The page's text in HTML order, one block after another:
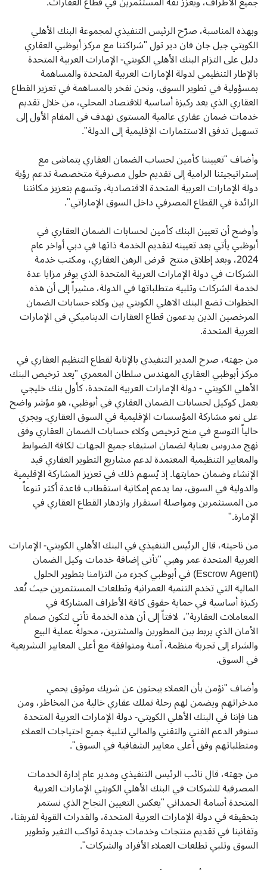
وبهذه المناسبة، صرّح الرئيس التنفيذي لمجموعة البنك الأهلي
الكويتي جيل جان فان دير تول "شراكتنا مع مركز أبوظبي العقاري
دليل على التزام البنك الأهلي الكويتي- الإمارات العربية المتحدة
بالإطار التنظيمي لدولة الإمارات العربية المتحدة والمساهمة
بمسؤولية في تطوير السوق، ونحن نفخر بالمساهمة في تعزيز القطاع
العقاري الذي يعد ركيزة أساسية للاقتصاد المحلي، من خلال تقديم
خدمات ضمان عقاري عالمية المستوى تهدف في المقام الأول إلى
تسهيل تدفق الاستثمارات الإقليمية إلى الدولة".
وأضاف "تعييننا كأمين لحساب الضمان العقاري يتماشى مع
إستراتيجيتنا الرامية إلى تقديم حلول مصرفية متخصصة تدعم رؤية
دولة الإمارات العربية المتحدة الاقتصادية، وتسهم بتعزيز مكانتنا
الرائدة في القطاع المصرفي داخل السوق الإماراتي".
وأوضح أن تعيين البنك كأمين لحسابات الضمان العقاري في
أبوظبي يأتي بعد تعيينه لتقديم الخدمة ذاتها في دبي أواخر عام
2024، وبعد إطلاق منتج قرض الرهن العقاري، ومكتب خدمة
الشركات في دولة الإمارات العربية المتحدة الذي يوفر مزايا عدة
لخدمة الشركات وتلبية متطلباتها في الدولة، مشيراً إلى أن هذه
الخطوات تضع البنك الاهلي الكويتي بين وكلاء حسابات الضمان
المرخصين الذين يدعمون قطاع العقارات الديناميكي في الإمارات
العربية المتحدة.
من جهته، صرح المدير التنفيذي بالإنابة لقطاع التنظيم العقاري في
مركز أبوظبي العقاري المهندس سلطان المعمري "يعد ترخيص البنك
الأهلي الكويتي - دولة الإمارات العربية المتحدة، كأول بنك خليجي
يعمل كوكيل لحسابات الضمان العقاري في أبوظبي، هو مؤشر واضح
على نمو مشاركة المؤسسات الإقليمية في السوق العقاري. ويجري
حالياً التوسع في منح ترخيص وكلاء حسابات الضمان العقاري وفق
نهج مدروس بعناية لضمان استيفاء جميع الجهات لكافة الضوابط
والمعايير التنظيمية المعتمدة لدعم مشاريع التطوير العقاري قيد
الإنشاء وضمان حمايتها. إذ يُسهم ذلك في تعزيز المشاركة الإقليمية
والدولية في السوق، بما يدعم إمكانية استقطاب قاعدة أكثر تنوعاً
من المستثمرين ومواصلة استقرار وازدهار القطاع العقاري في
الإمارة."
من ناحيته، قال الرئيس التنفيذي في البنك الأهلي الكويتي- الإمارات
العربية المتحدةعمر وهبي "تأتي إضافة خدمات وكيل الضمان
(Escrow Agent) في أبوظبي كجزء من التزامنا بتطوير الحلول
المالية التي تخدم التنمية العمرانية وتطلعات المستثمرين حيث تُعد
ركيزة أساسية في حماية حقوق كافة الأطراف المشاركة في
المعاملات العقارية"، لافتاً إلى أن هذه الخدمة تأتي لتكون صمام
الأمان الذي يربط بين المطورين والمشترين، محولةً عملية البيع
والشراء إلى تجربة منظمة، آمنة ومتوافقة مع أعلى المعايير التشريعية
في السوق.
وأضاف "نؤمن بأن العملاء يبحثون عن شريك موثوق يحمي
مدخراتهم ويضمن لهم رحلة تملك عقاري خالية من المخاطر، ومن
هنا فإننا في البنك الأهلي الكويتي- دولة الإمارات العربية المتحدة
سنوفر الدعم الفني والتقني والمالي لتلبية جميع احتياجات العملاء
ومتطلباتهم وفق أعلى معايير الشفافية في السوق".
من جهته، قال نائب الرئيس التنفيذي ومدير عام إدارة الخدمات
المصرفية للشركات في البنك الأهلي الكويتي الإمارات العربية
المتحدة أسامة الحمداني "يعكس التعيين النجاح الذي نستمر
بتحقيقه في دولة الإمارات العربية المتحدة، والقدرات القوية لفريقنا،
وتفانينا في تقديم منتجات وخدمات جديدة تواكب التغير وتطوير
السوق وتلبي تطلعات العملاء الأفراد والشركات".